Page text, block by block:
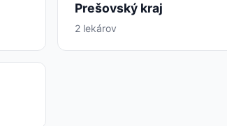
Prešovský kraj
2 lekárov